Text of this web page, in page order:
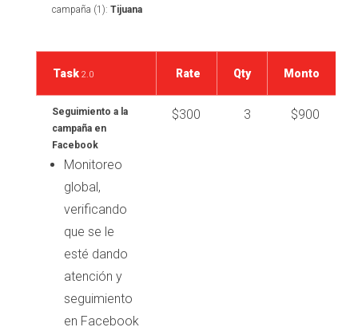
campaña (1): Tijuana
Task 2.0
Seguimiento a la
campaña en
Facebook
Monitoreo
global,
verificando
que se le
esté dando
atención y
seguimiento
en Facebook
Rate
$300
Qty
3
Monto
$900